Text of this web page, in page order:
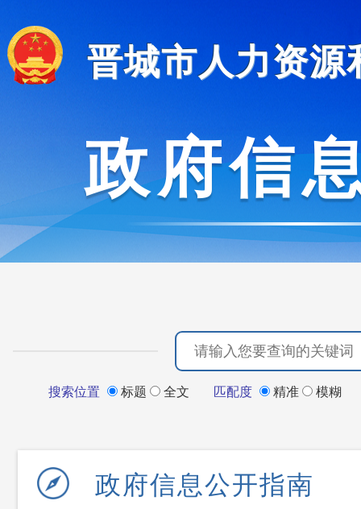
晋城市人力资
政府信
搜索位置 标题 全文 匹配度 精准 模糊
政府信息公开指南